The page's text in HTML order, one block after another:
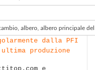
albero, albero principale
dalla PFI
produzione